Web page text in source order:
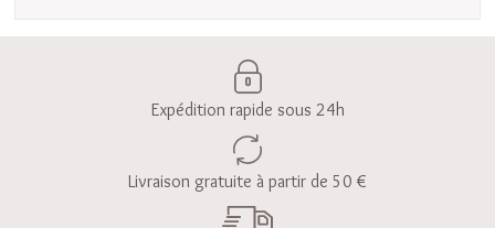
Expédition rapide sous 24h
Livraison gratuite à partir de 50 €